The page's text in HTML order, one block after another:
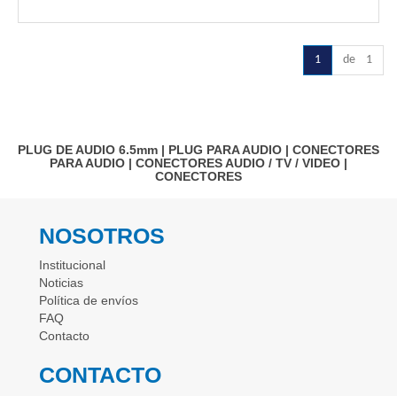
1 de 1
PLUG DE AUDIO 6.5mm | PLUG PARA AUDIO | CONECTORES
PARA AUDIO | CONECTORES AUDIO / TV / VIDEO |
CONECTORES
NOSOTROS
Institucional
Noticias
Política de envíos
FAQ
Contacto
CONTACTO